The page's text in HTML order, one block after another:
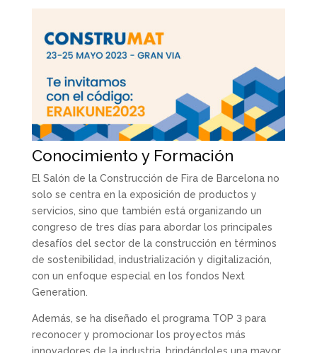
Conocimiento y Formación
El Salón de la Construcción de Fira de Barcelona no
solo se centra en la exposición de productos y
servicios, sino que también está organizando un
congreso de tres días para abordar los principales
desafíos del sector de la construcción en términos
de sostenibilidad, industrialización y digitalización,
con un enfoque especial en los fondos Next
Generation.
Además, se ha diseñado el programa TOP 3 para
reconocer y promocionar los proyectos más